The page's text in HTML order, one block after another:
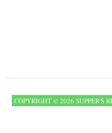
COPYRIGHT © 2026 SUPPER'S